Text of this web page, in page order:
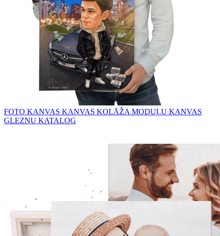
FOTO KANVAS KANVAS KOLĀŽA MODUĻU KANVAS
GLEZNU KATALOG